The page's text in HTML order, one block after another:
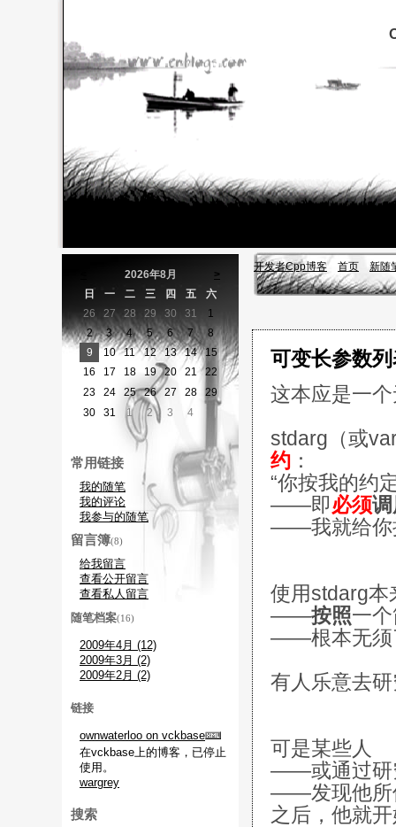
开发者Cpp博客 首页 新随
可变长参数
这本应是一
stdarg（或
约 ：
“你按我的约
——即必须
——我就给你
使用stdarg本
——按照一
——根本无须
有人乐意去
可是某些人
——或通过研
——发现他所
之后，他就
2026年8月
>
日
一 二 三 四 五
六
26
27 28 29 30 31
1
2
3 4 5 6 7
8
9
10 11 12 13 14
15
16
17 18 19 20 21
22
23
24 25 26 27 28
29
30
31 1 2 3 4
常用链接
我的随笔
我的评论
我参与的随笔
留言簿(8)
给我留言
查看公开留言
查看私人留言
随笔档案(16)
2009年4月 (12)
2009年3月 (2)
2009年2月 (2)
链接
ownwaterloo on vckbase
在vckbase上的博客，已停止
使用。
wargrey
搜索